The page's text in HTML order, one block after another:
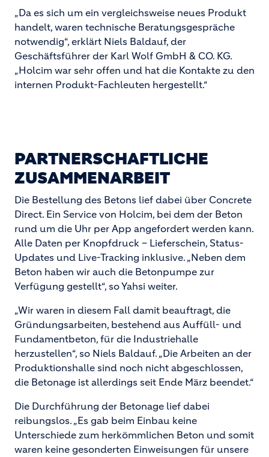
„Da es sich um ein vergleichsweise neues Produkt
handelt, waren technische Beratungsgespräche
notwendig“, erklärt Niels Baldauf, der
Geschäftsführer der Karl Wolf GmbH & CO. KG.
„Holcim war sehr offen und hat die Kontakte zu den
internen Produkt-Fachleuten hergestellt.“
PARTNERSCHAFTLICHE
ZUSAMMENARBEIT
Die Bestellung des Betons lief dabei über Concrete
Direct. Ein Service von Holcim, bei dem der Beton
rund um die Uhr per App angefordert werden kann.
Alle Daten per Knopfdruck – Lieferschein, Status-
Updates und Live-Tracking inklusive. „Neben dem
Beton haben wir auch die Betonpumpe zur
Verfügung gestellt“, so Yahsi weiter.
„Wir waren in diesem Fall damit beauftragt, die
Gründungsarbeiten, bestehend aus Auffüll- und
Fundamentbeton, für die Industriehalle
herzustellen“, so Niels Baldauf. „Die Arbeiten an der
Produktionshalle sind noch nicht abgeschlossen,
die Betonage ist allerdings seit Ende März beendet.“
Die Durchführung der Betonage lief dabei
reibungslos. „Es gab beim Einbau keine
Unterschiede zum herkömmlichen Beton und somit
waren keine gesonderten Einweisungen für unsere